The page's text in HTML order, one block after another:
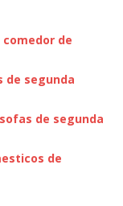
de
de segunda
de segunda
de